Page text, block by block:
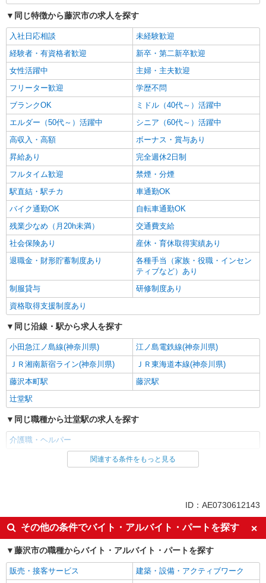
同じ特徴から藤沢市の求人を探す
入社日応相談
未経験歓迎
経験者・有資格者歓迎
新卒・第二新卒歓迎
女性活躍中
主婦・主夫歓迎
フリーター歓迎
学歴不問
ブランクOK
ミドル（40代～）活躍中
エルダー（50代～）活躍中
シニア（60代～）活躍中
高収入・高額
ボーナス・賞与あり
昇給あり
完全週休2日制
フルタイム歓迎
禁煙・分煙
駅直結・駅チカ
車通勤OK
バイク通勤OK
自転車通勤OK
残業少なめ（月20h未満）
交通費支給
社会保険あり
産休・育休取得実績あり
退職金・財形貯蓄制度あり
各種手当（家族・役職・インセン
ティブなど）あり
制服貸与
研修制度あり
資格取得支援制度あり
同じ沿線・駅から求人を探す
小田急江ノ島線(神奈川県)
江ノ島電鉄線(神奈川県)
ＪＲ湘南新宿ライン(神奈川県)
ＪＲ東海道本線(神奈川県)
藤沢本町駅
藤沢駅
辻堂駅
同じ職種から辻堂駅の求人を探す
介護職・ヘルパー
同じ雇用形態から辻堂駅の求人を探す
入社日応相談
未経験歓迎
経験者・有資格者歓迎
新卒・第二新卒歓迎
女性活躍中
主婦・主夫歓迎
フリーター歓迎
学歴不問
関連する条件をもっと見る
ID：AE0730612143
その他の条件でバイト・アルバイト・パートを探す
藤沢市の職種からバイト・アルバイト・パートを探す
販売・接客サービス
建築・設備・アクティブワーク